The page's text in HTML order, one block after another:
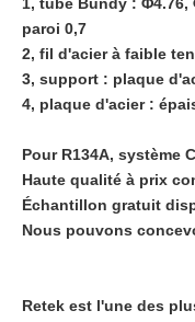
paroi 0,7
2, fil d'acier à faible
3, support : plaque
4, plaque d'acier :
Pour R134A, système
Haute qualité à prix
Échantillon gratuit
Nous pouvons
Retek est l'une des